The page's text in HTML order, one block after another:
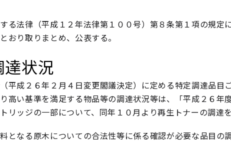
る法律（平成１２年法律第１００号）第８条第１項の規定
おり取りまとめ、公表する。
達状況
平成２６年２月４日変更閣議決定）に定める特定調達品目
高い基準を満足する物品等の調達状況等は、「平成２６年
リッジの一部について、同年１０月より再生トナーの調達を
となる原木についての合法性等に係る確認が必要な品目の